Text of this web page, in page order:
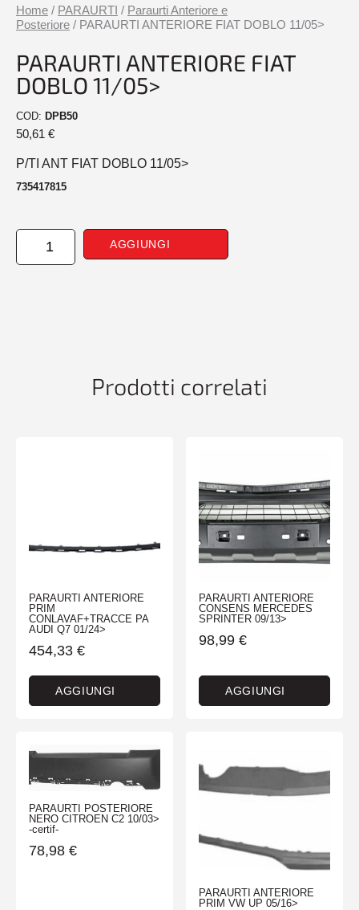
Home / PARAURTI / Paraurti Anteriore e
Posteriore / PARAURTI ANTERIORE FIAT DOBLO 11/05>
PARAURTI ANTERIORE FIAT
DOBLO 11/05>
COD: DPB50
50,61 €
P/TI ANT FIAT DOBLO 11/05>
735417815
PARAURTI
ANTERIORE
AGGIUNGI
Prodotti correlati
PARAURTI ANTERIORE
PRIM
CONLAVAF+TRACCE PA
AUDI Q7 01/24>
454,33 €
AGGIUNGI
PARAURTI ANTERIORE
CONSENS MERCEDES
SPRINTER 09/13>
98,99 €
AGGIUNGI
PARAURTI POSTERIORE
NERO CITROEN C2 10/03>
-certif-
78,98 €
PARAURTI ANTERIORE
PRIM VW UP 05/16>